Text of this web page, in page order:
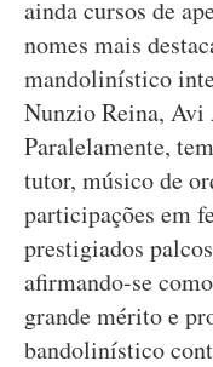
ainda cursos de
nomes mais
mandolinístico
Nunzio Reina, Avi
Paralelamente,
tutor, músico de
participações em
prestigiados
afirmando-se
grande mérito e
bandolinístico